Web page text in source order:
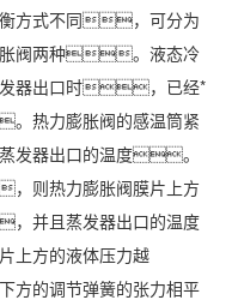
方式不同，可分为
胀阀两种。液态冷
器出口时，已经*
热力膨胀阀的感温筒紧
发器出口的温度。
则热力膨胀阀膜片上方
，并且蒸发器出口的温度
方的液体压力越
的调节弹簧的张力相平